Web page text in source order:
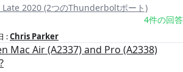
Late 2020 (2つのThunderboltポート)
4件の回答
:Chris Parker
Mac Air (A2337) and Pro (A2338)